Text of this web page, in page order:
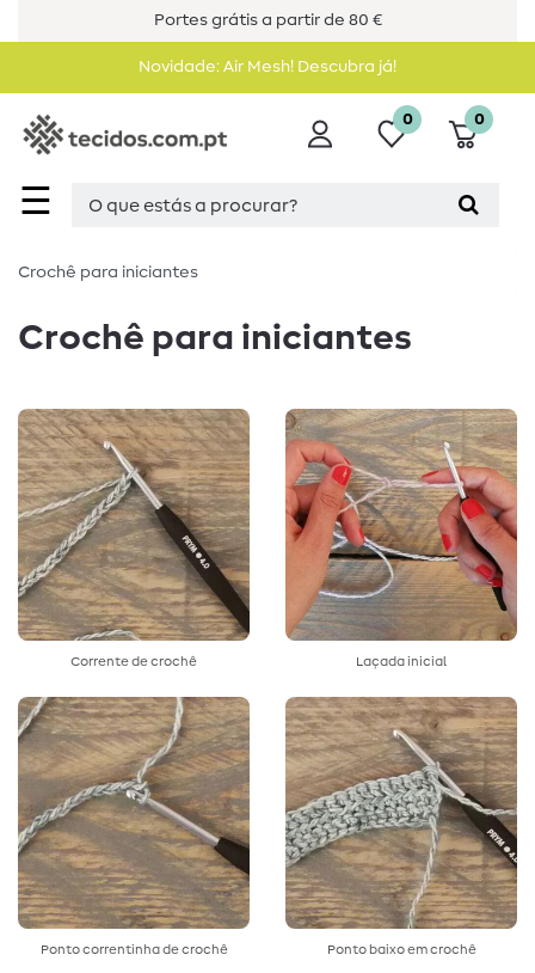
Portes grátis a partir de 80 €
Novidade: Air Mesh! Descubra já!
☰
0 0
Crochê para iniciantes
Crochê para iniciantes
Corrente de crochê Laçada inicial
Ponto correntinha de crochê Ponto baixo em crochê